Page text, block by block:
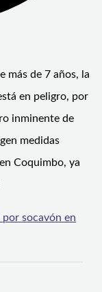
más de 7 años, la
en peligro, por
inminente de
medidas
Coquimbo, ya
por socavón en